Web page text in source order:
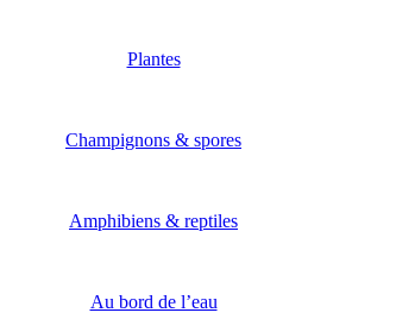
Plantes
Champignons & spores
Amphibiens & reptiles
Au bord de l’eau